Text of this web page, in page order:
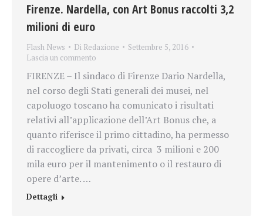
Firenze. Nardella, con Art Bonus raccolti 3,2
milioni di euro
Flash News Di Redazione
Settembre 5, 2016
Lascia un commento
FIRENZE – Il sindaco di Firenze Dario Nardella,
nel corso degli Stati generali dei musei, nel
capoluogo toscano ha comunicato i risultati
relativi all’applicazione dell’Art Bonus che, a
quanto riferisce il primo cittadino, ha permesso
di raccogliere da privati, circa 3 milioni e 200
mila euro per il mantenimento o il restauro di
opere d’arte. …
Dettagli